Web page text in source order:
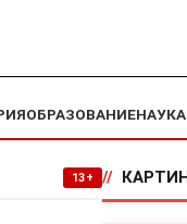
ОБРАЗОВАНИЕНАУКА
13+ //